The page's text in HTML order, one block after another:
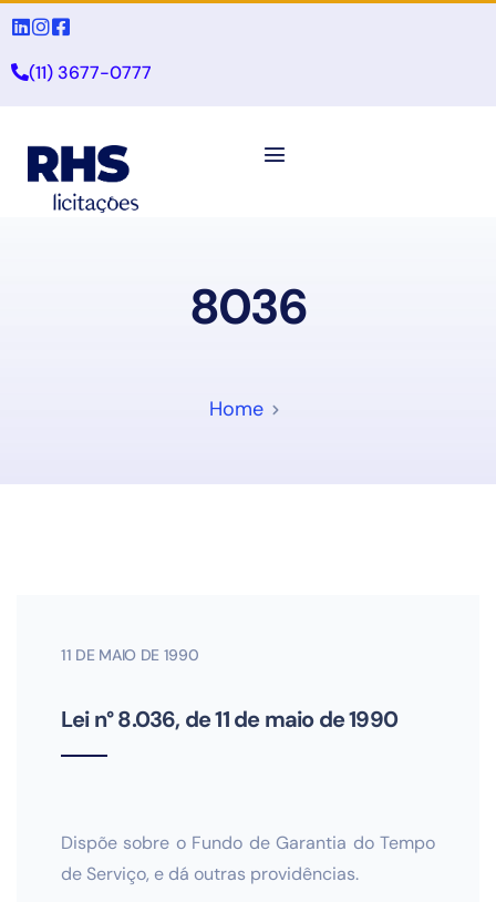
(11) 3677-0777
8036
Home
11 DE MAIO DE 1990
Lei n° 8.036, de 11 de maio de 1990
Dispõe sobre o Fundo de Garantia do Tempo
de Serviço, e dá outras providências.